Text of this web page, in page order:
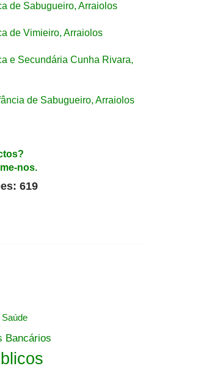
de Sabugueiro, Arraiolos
de Vimieiro, Arraiolos
e Secundária Cunha Rivara,
de Sabugueiro, Arraiolos
nos.
619
Bancários